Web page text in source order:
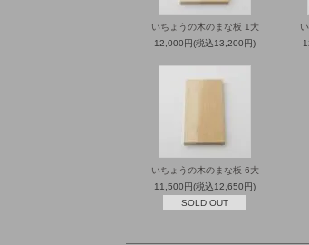
いちょうの木のまな板 1大
12,000円(税込13,200円)
いちょうの木のまな板 6大
11,500円(税込12,650円)
SOLD OUT